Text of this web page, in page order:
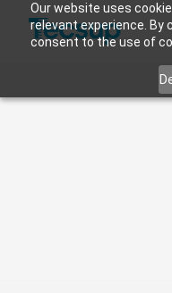
Our website uses
relevant experience. By
consent to the use of
Servicios de
Sistema
/ Segmento Adulto